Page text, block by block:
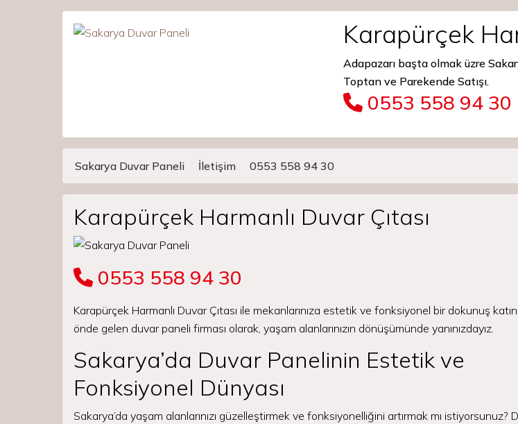
Karapürçek
Adapazarı başta olmak üzre
Toptan ve Parekende Satışı.
0553 558 94 30
Main Navigation
Sakarya Duvar Paneli İletişim 0553 558 94 30
Karapürçek Harmanlı Duvar Çıtası
0553 558 94 30
Karapürçek Harmanlı Duvar Çıtası ile mekanlarınıza estetik ve fonksiyonel bir dokunuş
önde gelen duvar paneli firması olarak, yaşam alanlarınızın dönüşümünde yanınızdayız.
Sakarya’da Duvar Panelinin Estetik ve
Fonksiyonel Dünyası
Sakarya’da yaşam alanlarınızı güzelleştirmek ve fonksiyonelliğini artırmak mı istiyorsunuz?